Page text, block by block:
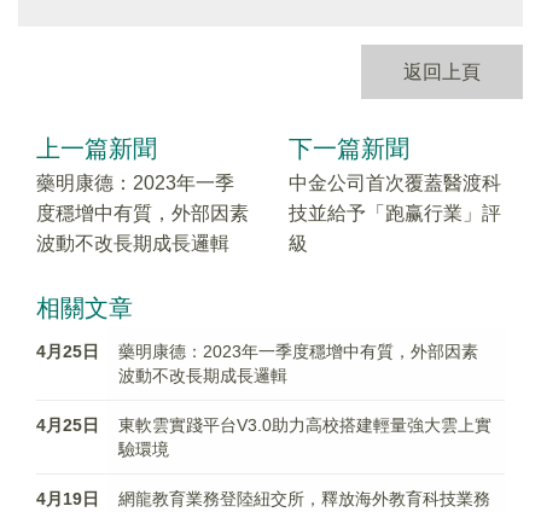
返回上頁
上一篇新聞
藥明康德：2023年一季
度穩增中有質，外部因素
波動不改長期成長邏輯
下一篇新聞
中金公司首次覆蓋醫渡科
技並給予「跑赢行業」評
級
相關文章
4月25日
藥明康德：2023年一季度穩增中有質，外部因素
波動不改長期成長邏輯
4月25日
東軟雲實踐平台V3.0助力高校搭建輕量強大雲上實
驗環境
4月19日
網龍教育業務登陸紐交所，釋放海外教育科技業務